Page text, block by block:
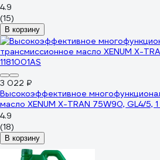
4.9
(15)
В корзину
3 022 ₽
Высокоэффективное
масло XENUM X-TRAN 75W90, GL4/5, 1
4.9
(18)
В корзину